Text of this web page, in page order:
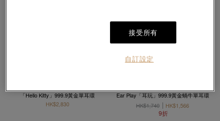
「Hello Kitty」999.9黃金單耳環
HK$2,830
Ear Play「耳玩」999.9黃金蝸牛單耳環
HK$1,740
HK$1,566
9折
接受所有
自訂設定